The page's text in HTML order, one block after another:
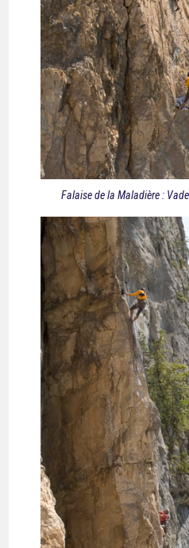
Falaise de la Maladière :